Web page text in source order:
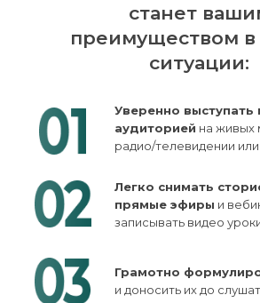
станет
преимуществом
ситуации:
Уверенно выступать
аудиторией на живых
радио/телевидении
Легко снимать
прямые эфиры и
записывать видео
Грамотно
и доносить их до